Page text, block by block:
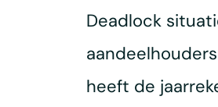
Deadlock
heeft de